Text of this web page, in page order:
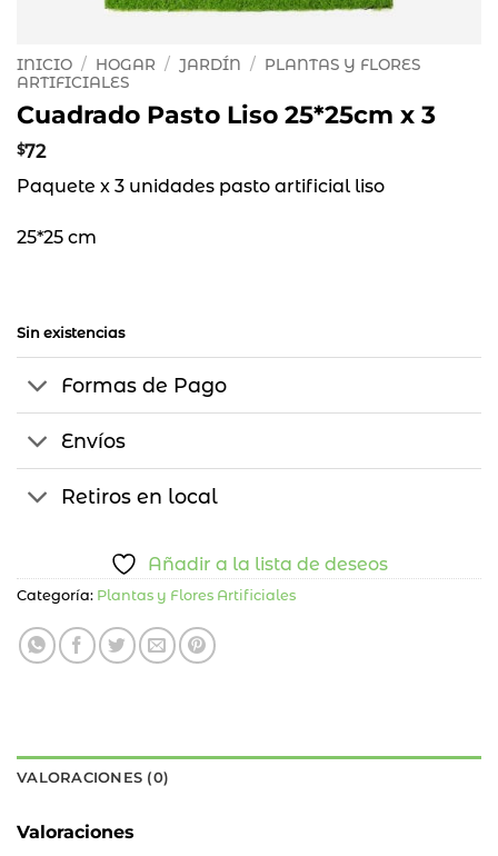
INICIO / HOGAR / JARDÍN / PLANTAS Y FLORES
ARTIFICIALES
Cuadrado Pasto Liso 25*25cm x 3
$72
Paquete x 3 unidades pasto artificial liso
25*25 cm
Sin existencias
Formas de Pago
Envíos
Retiros en local
Añadir a la lista de deseos
Categoría: Plantas y Flores Artificiales
VALORACIONES (0)
Valoraciones